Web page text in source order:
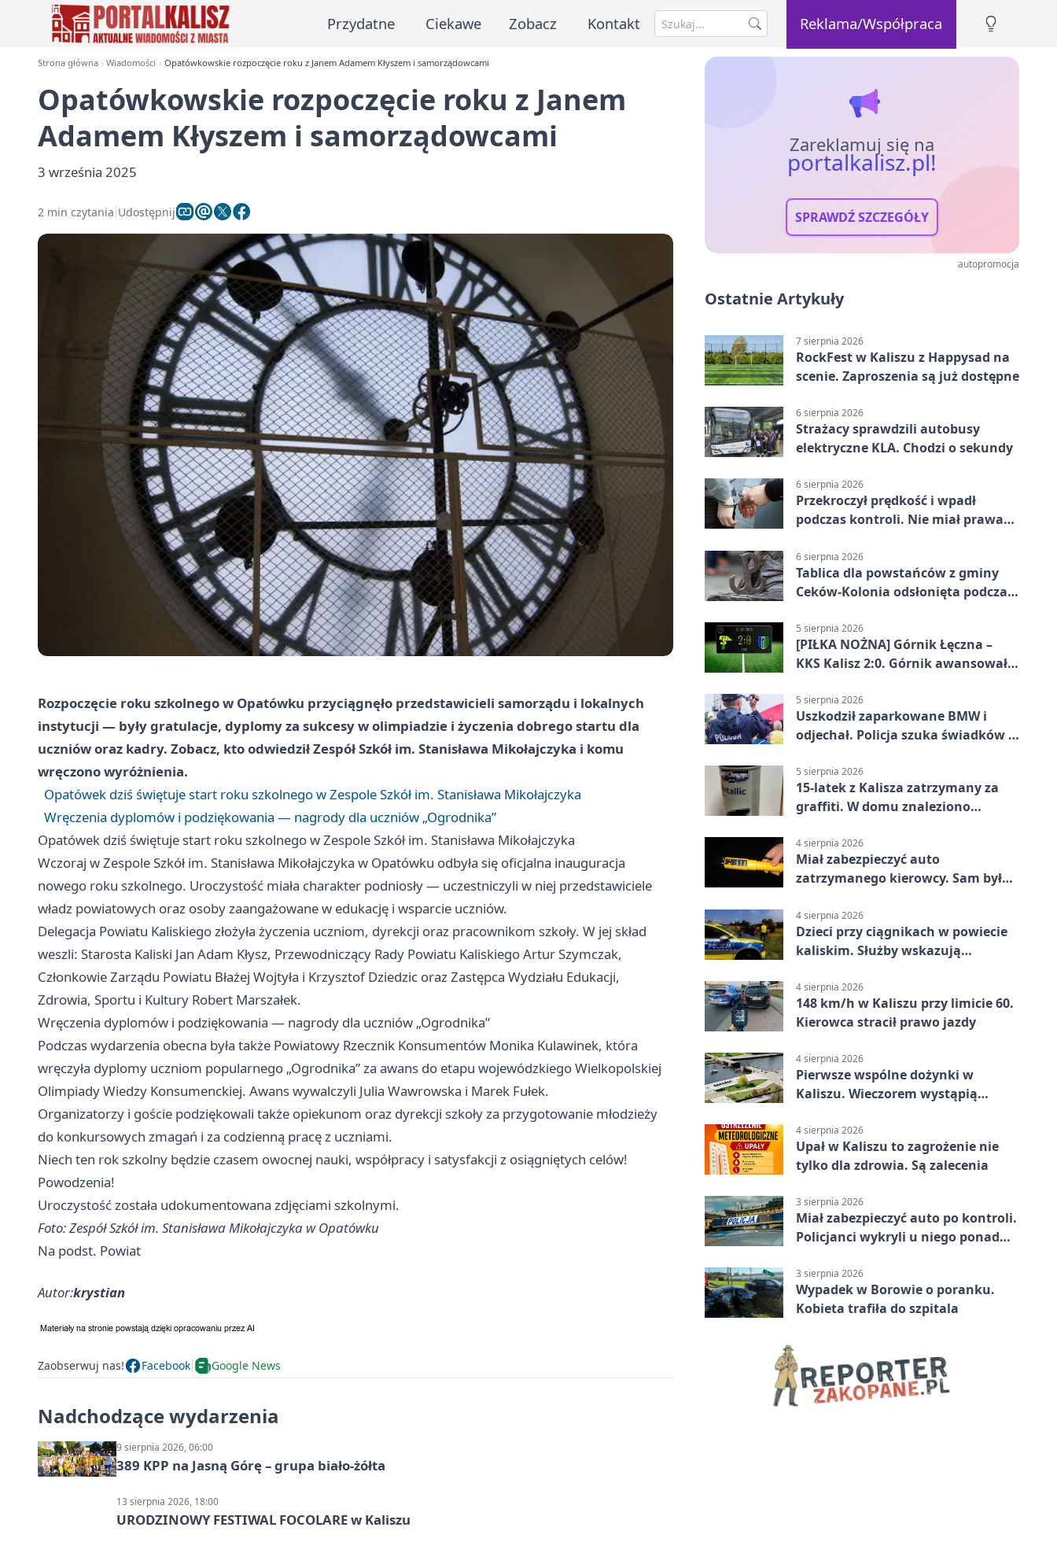
Przydatne Ciekawe Zobacz Kontakt Reklama/Współpraca
Strona główna Wiadomości Opatówkowskie rozpoczęcie roku z Janem Adamem Kłyszem i samorządowcami
Opatówkowskie rozpoczęcie roku z Janem
Adamem Kłyszem i samorządowcami
3 września 2025
2 min czytania Udostępnij
Rozpoczęcie roku szkolnego w Opatówku przyciągnęło przedstawicieli samorządu i lokalnych
instytucji — były gratulacje, dyplomy za sukcesy w olimpiadzie i życzenia dobrego startu dla
uczniów oraz kadry. Zobacz, kto odwiedził Zespół Szkół im. Stanisława Mikołajczyka i komu
wręczono wyróżnienia.
Opatówek dziś świętuje start roku szkolnego w Zespole Szkół im. Stanisława Mikołajczyka
Wręczenia dyplomów i podziękowania — nagrody dla uczniów „Ogrodnika”
Opatówek dziś świętuje start roku szkolnego w Zespole Szkół im. Stanisława Mikołajczyka
Wczoraj w Zespole Szkół im. Stanisława Mikołajczyka w Opatówku odbyła się oficjalna inauguracja
nowego roku szkolnego. Uroczystość miała charakter podniosły — uczestniczyli w niej przedstawiciele
władz powiatowych oraz osoby zaangażowane w edukację i wsparcie uczniów.
Delegacja Powiatu Kaliskiego złożyła życzenia uczniom, dyrekcji oraz pracownikom szkoły. W jej skład
weszli: Starosta Kaliski Jan Adam Kłysz, Przewodniczący Rady Powiatu Kaliskiego Artur Szymczak,
Członkowie Zarządu Powiatu Błażej Wojtyła i Krzysztof Dziedzic oraz Zastępca Wydziału Edukacji,
Zdrowia, Sportu i Kultury Robert Marszałek.
Wręczenia dyplomów i podziękowania — nagrody dla uczniów „Ogrodnika”
Podczas wydarzenia obecna była także Powiatowy Rzecznik Konsumentów Monika Kulawinek, która
wręczyła dyplomy uczniom popularnego „Ogrodnika” za awans do etapu wojewódzkiego Wielkopolskiej
Olimpiady Wiedzy Konsumenckiej. Awans wywalczyli Julia Wawrowska i Marek Fułek.
Organizatorzy i goście podziękowali także opiekunom oraz dyrekcji szkoły za przygotowanie młodzieży
do konkursowych zmagań i za codzienną pracę z uczniami.
Niech ten rok szkolny będzie czasem owocnej nauki, współpracy i satysfakcji z osiągniętych celów!
Powodzenia!
Uroczystość została udokumentowana zdjęciami szkolnymi.
Foto: Zespół Szkół im. Stanisława Mikołajczyka w Opatówku
Na podst. Powiat
Autor:krystian
Zaobserwuj nas! Facebook Google News
Nadchodzące wydarzenia
9 sierpnia 2026, 06:00
389 KPP na Jasną Górę – grupa biało-żółta
13 sierpnia 2026, 18:00
URODZINOWY FESTIWAL FOCOLARE w Kaliszu
Zareklamuj się na
portalkalisz.pl!
SPRAWDŹ SZCZEGÓŁY
autopromocja
Ostatnie Artykuły
7 sierpnia 2026
RockFest w Kaliszu z Happysad na
scenie. Zaproszenia są już dostępne
6 sierpnia 2026
Strażacy sprawdzili autobusy
elektryczne KLA. Chodzi o sekundy
6 sierpnia 2026
Przekroczył prędkość i wpadł
podczas kontroli. Nie miał prawa
6 sierpnia 2026
Tablica dla powstańców z gminy
Ceków-Kolonia odsłonięta podczas
5 sierpnia 2026
[PIŁKA NOŻNA] Górnik Łęczna –
KKS Kalisz 2:0. Górnik awansował
5 sierpnia 2026
Uszkodził zaparkowane BMW i
odjechał. Policja szuka świadków w
5 sierpnia 2026
15-latek z Kalisza zatrzymany za
graffiti. W domu znaleziono
4 sierpnia 2026
Miał zabezpieczyć auto
zatrzymanego kierowcy. Sam był
4 sierpnia 2026
Dzieci przy ciągnikach w powiecie
kaliskim. Służby wskazują
4 sierpnia 2026
148 km/h w Kaliszu przy limicie 60.
Kierowca stracił prawo jazdy
4 sierpnia 2026
Pierwsze wspólne dożynki w
Kaliszu. Wieczorem wystąpią
4 sierpnia 2026
Upał w Kaliszu to zagrożenie nie
tylko dla zdrowia. Są zalecenia
3 sierpnia 2026
Miał zabezpieczyć auto po kontroli.
Policjanci wykryli u niego ponad
3 sierpnia 2026
Wypadek w Borowie o poranku.
Kobieta trafiła do szpitala